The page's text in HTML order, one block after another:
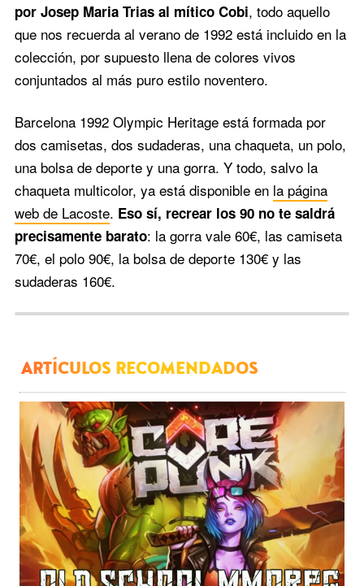
por Josep Maria Trias al mítico Cobi, todo aquello
que nos recuerda al verano de 1992 está incluido en la
colección, por supuesto llena de colores vivos
conjuntados al más puro estilo noventero.
Barcelona 1992 Olympic Heritage está formada por
dos camisetas, dos sudaderas, una chaqueta, un polo,
una bolsa de deporte y una gorra. Y todo, salvo la
chaqueta multicolor, ya está disponible en la página
web de Lacoste. Eso sí, recrear los 90 no te saldrá
precisamente barato: la gorra vale 60€, las camiseta
70€, el polo 90€, la bolsa de deporte 130€ y las
sudaderas 160€.
ARTÍCULOS RECOMENDADOS